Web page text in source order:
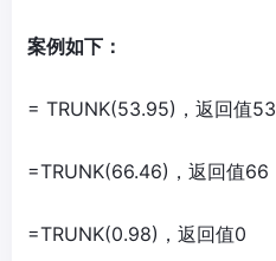
案例如下：
= TRUNK(53.95)，返回值53
=TRUNK(66.46)，返回值66
=TRUNK(0.98)，返回值0